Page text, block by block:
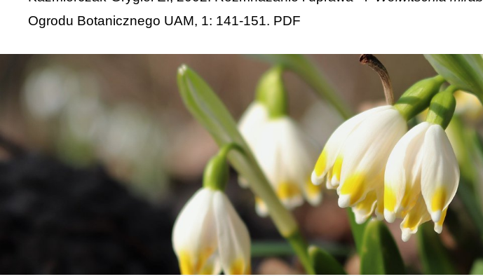
Ogrodu Botanicznego UAM, 1: 141-151. PDF